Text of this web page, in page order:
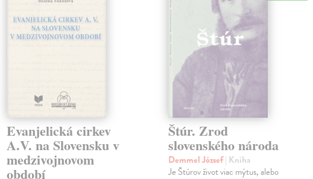
Evanjelická cirkev
A.V. na Slovensku v
medzivojnovom
období
Štúr. Zrod
slovenského národa
Demmel József| Kniha
Je Štúrov život viac mýtus, alebo